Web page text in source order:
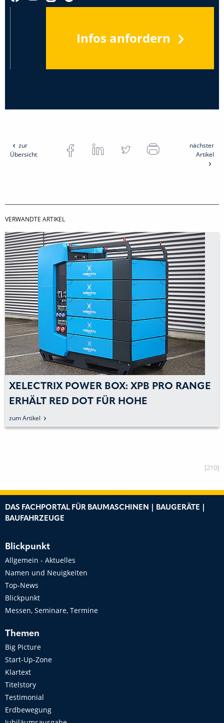
Infos anfordern
zur
Übersicht
nächster
Artikel
VERWANDTE ARTIKEL
XELECTRIX POWER BOX: XPB PRO RANGE
ERHÄLT RED DOT FÜR HOHE
DESIGNQUALITÄT
zum Artikel
[210]
DAS FACHPORTAL FÜR BAUMASCHINEN | BAUGERÄTE |
BAUFAHRZEUGE
Blickpunkt
Allgemein - Aktuelles
Namen und Neuigkeiten
Top-News
Blickpunkt
Messen, Seminare, Termine
Themen
Big Picture
Start-Up-Zone
Klartext
Titelstory
Testimonial
Erdbewegung